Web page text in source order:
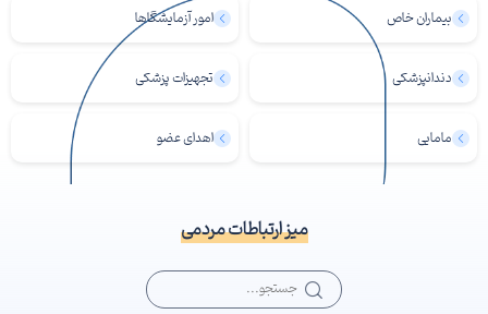
بیماران خاص امور آزمایشگاها
دندانپزشکی تجهیزات پزشکی
مامایی اهدای عضو
میز ارتباطات مردمی